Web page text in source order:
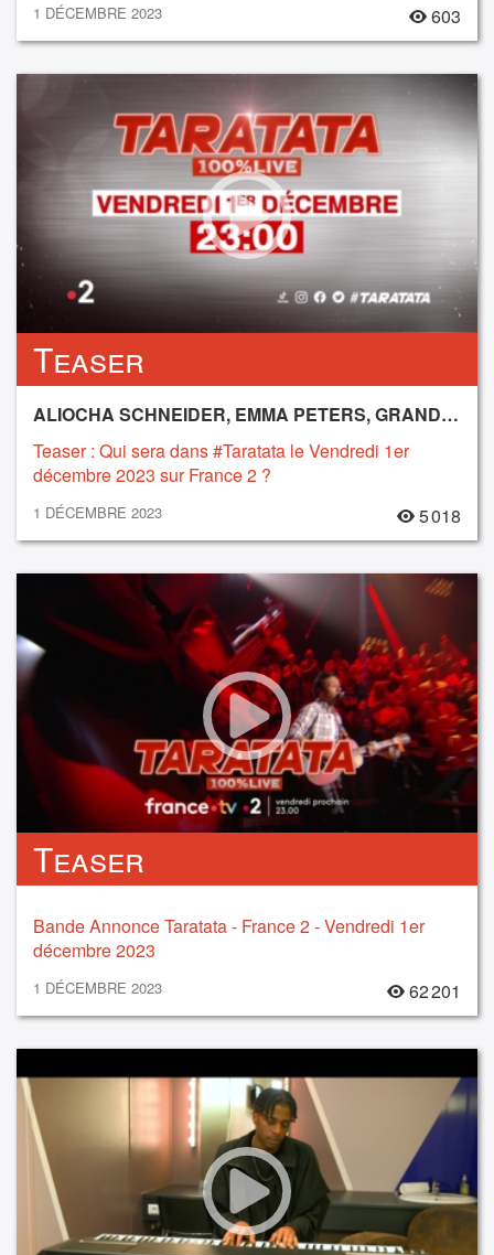
1 DÉCEMBRE 2023 603
Teaser
ALIOCHA SCHNEIDER, EMMA PETERS, GRAND CORPS MALADE, MC SOLAAR, VIANNEY, VINCENT DELERM, YAMÊ, ZAZIE
Teaser : Qui sera dans #Taratata le Vendredi 1er
décembre 2023 sur France 2 ?
1 DÉCEMBRE 2023 5 018
Teaser
Bande Annonce Taratata - France 2 - Vendredi 1er
décembre 2023
1 DÉCEMBRE 2023 62 201